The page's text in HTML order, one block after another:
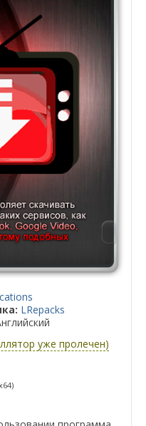
LRepacks
уже пролечен)